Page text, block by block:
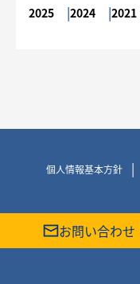
2025 2024 2021
個人情報基本方針
お問い合わせ